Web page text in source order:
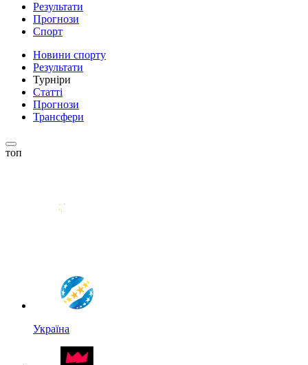
Результати
Прогнози
Спорт
Новини спорту
Результати
Турніри
Статті
Прогнози
Трансфери
топ
Україна